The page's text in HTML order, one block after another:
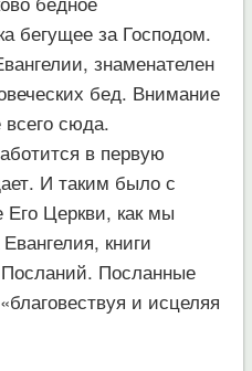
бегущее за Господом.
знаменателен
бед. Внимание
сюда.
в первую
И таким было с
Его Церкви, как мы
книги
Посланные
и исцеляя